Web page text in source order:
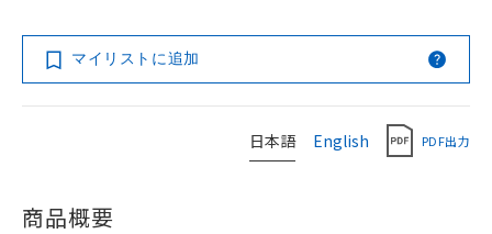
マイリストに追加
日本語 English PDF出力
商品概要